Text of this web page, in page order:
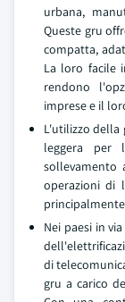
urbana,
Queste gru
compatta,
La loro facile
rendono
imprese e il
L'utilizzo della
leggera per
sollevamento
operazioni di
Nei paesi in
di
gru a carico